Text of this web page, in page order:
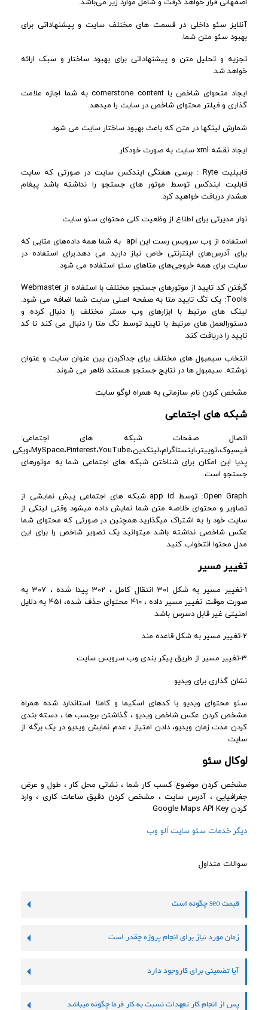
اصفهانی قرار خواهد گرفت و شامل موارد زیر می‌باشد.
آنلایز سئو داخلی در قسمت های مختلف سایت و پیشنهاداتی برای
بهبود سئو متن شما.
تجزیه و تحلیل متن و پیشنهاداتی برای بهبود ساختار و سبک ارائه
خواهد شد.
ایجاد متحوای شاخص یا cornerstone content به شما اجازه علامت
گذاری و فیلتر محتوای شاخص در سایت را میدهد.
شمارش لینکها در متن که باعث بهبود ساختار سایت می شود.
ایجاد نقشه xml سایت به صورت خودکار.
قابیلیت Ryte : برسی هفتگی ایندکس سایت در صورتی که سایت
قابلیت ایندکس توسط موتور های جستجو را نداشته باشد پیغام
هشدار دریافت خواهید کرد.
نوار مدیرتی برای اطلاع از وظعیت کلی محتوای سئو سایت
استفاده از وب سرویس رست این api به شما همه داده‌های متایی که
برای آدرس‌های اینترنتی خاص نیاز دارید می دهد.برای استفاده در
سایت‌ برای همه خروجی‌های متاهای سئو استفاده می شود.
گرفتن کد تایید از موتورهای جستجو مختلف با استفاده از Webmaster
Tools: یک تگ تایید متا به صفحه اصلی سایت شما اضافه می شود.
لینک های مرتبط با ابزارهای وب مستر مختلف را دنبال کرده و
دستورالعمل های مرتبط با تایید توسط تگ متا را دنبال می کند تا کد
تایید را دریافت کند.
انتخاب سیمبول های مختلف برای جداکردن بین عنوان سایت و عنوان
نوشته. سیمبول ها در نتایج جستجو هستند ظاهر می شوند.
مشخص کردن نام سازمانی به همراه لوگو سایت
شبکه های اجتماعی
اتصال صفحات شبکه های اجتماعی:
فیسبوک،توییتر،اینستاگرام،لینکدین،MySpace،Pinterest،YouTube،ویکی
پدیا این امکان برای شناختن شبکه های اجتماعی شما به موتورهای
جستجو است.
Open Graph: توسط app id شبکه های اجتماعی پیش نمایشی از
تصاویر و محتوای خلاصه متن شما نمایش داده میشود وقتی لینکی از
سایت خود را به اشتراک میگذارید همچنین در صورتی که محتوای شما
عکس شاخصی نداشته باشد میتوانید یک تصویر شاخص را برای این
مدل محتوا انتخواب کنید.
تغییر مسیر
1-تغییر مسیر به شکل 301 انتقال کامل ، 302 پیدا شده ، 307 به
صورت موقت تغییر مسیر داده ، 410 محتوای حذف شده، 451 به دلایل
امنیتی غیر قابل دسرس باشد.
2-تغییر مسیر به شکل قاعده مند
3-تغییر مسیر از طریق پیکر بندی وب سرویس سایت
نشان گذاری برای ویدیو
سئو محتوای ویدیو با کدهای اسکیما و کاملا استاندارد شده همراه
مشخص کردن عکس شاخص ویدیو ، گذاشتن برچسب ها ، دسته بندی
کردن مدت زمان ویدیو، دادن امتیاز ، عدم نمایش ویدیو در یک برگه از
سایت
لوکال سئو
مشخص کردن موضوع کسب کار شما ، نشانی محل کار ، طول و عرض
جغرافیایی ، آدرس سایت ، مشخص کردن دقیق ساعات کاری ، وارد
کردن Google Maps API Key
دیگر خدمات سئو سایت اَلو وب
سوالات متداول
قیمت seo چگونه است
زمان مورد نیاز برای انجام پروژه چقدر است
آیا تضمینی برای کاروجود دارد
پس از انجام کار تعهدات نسبت به کار فرما چگونه میباشد